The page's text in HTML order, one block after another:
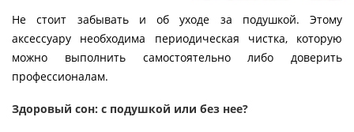
Не стоит забывать и об уходе за подушкой. Этому
аксессуару необходима периодическая чистка, которую
можно выполнить самостоятельно либо доверить
профессионалам.
Здоровый сон: с подушкой или без нее?